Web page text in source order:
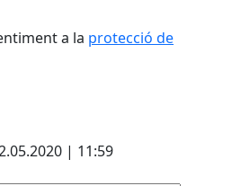
a la protecció de
| 11:59